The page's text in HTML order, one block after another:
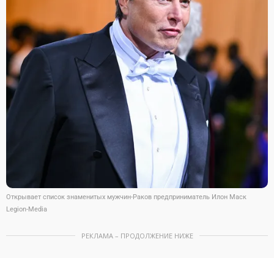
Открывает список знаменитых мужчин-Раков предприниматель Илон Маск
Legion-Media
РЕКЛАМА – ПРОДОЛЖЕНИЕ НИЖЕ